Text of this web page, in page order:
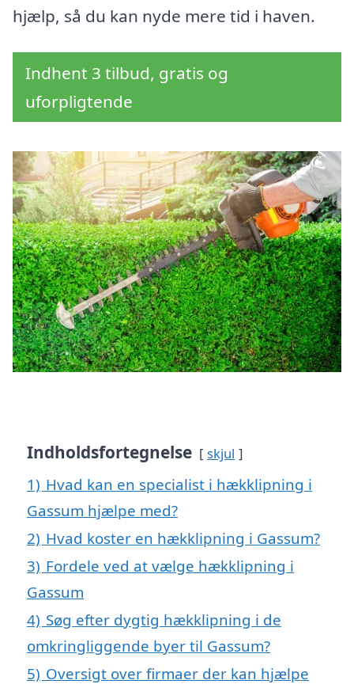
hjælp, så du kan nyde mere tid i haven.
Indhent 3 tilbud, gratis og
uforpligtende
Indholdsfortegnelse skjul
1) Hvad kan en specialist i hækklipning i
Gassum hjælpe med?
2) Hvad koster en hækklipning i Gassum?
3) Fordele ved at vælge hækklipning i
Gassum
4) Søg efter dygtig hækklipning i de
omkringliggende byer til Gassum?
5) Oversigt over firmaer der kan hjælpe